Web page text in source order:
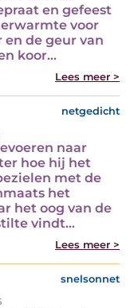
en gefeest
voor
de geur van
koor…
Lees meer >
netgedicht
naar
hoe hij het
met de
het
het oog van de
vindt…
Lees meer >
snelsonnet